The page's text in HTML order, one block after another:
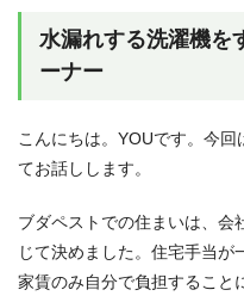
水漏れする洗濯機を
ーナー
こんにちは。YOUです。今
てお話しします。
ブダペストでの住まいは、会
じて決めました。住宅手当
家賃のみ自分で負担すること